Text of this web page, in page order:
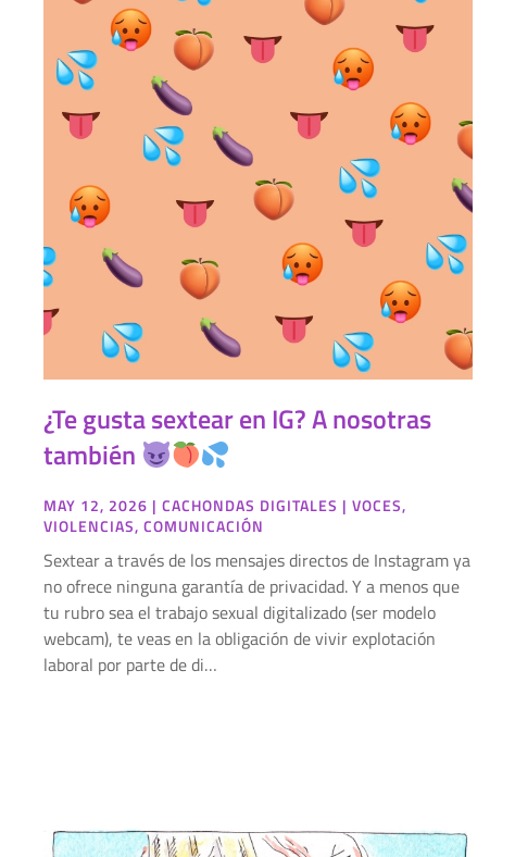
¿Te gusta sextear en IG? A nosotras
también
MAY 12, 2026 | CACHONDAS DIGITALES | VOCES,
VIOLENCIAS, COMUNICACIÓN
Sextear a través de los mensajes directos de Instagram ya
no ofrece ninguna garantía de privacidad. Y a menos que
tu rubro sea el trabajo sexual digitalizado (ser modelo
webcam), te veas en la obligación de vivir explotación
laboral por parte de di…